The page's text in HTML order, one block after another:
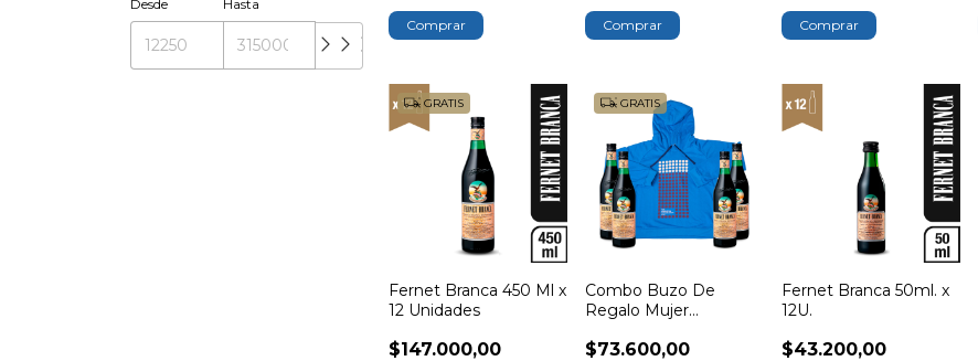
Desde Hasta
Comprar
GRATIS
Fernet Branca 450 Ml x
12 Unidades
$147.000,00
GRATIS
Combo Buzo De
Regalo Mujer
$73.600,00
Fernet Branca 50ml. x
12U.
$43.200,00